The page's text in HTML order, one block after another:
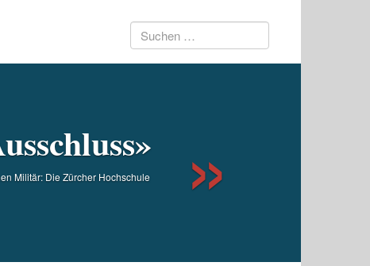
Suchen
Militär: Die Zürcher Hochschule